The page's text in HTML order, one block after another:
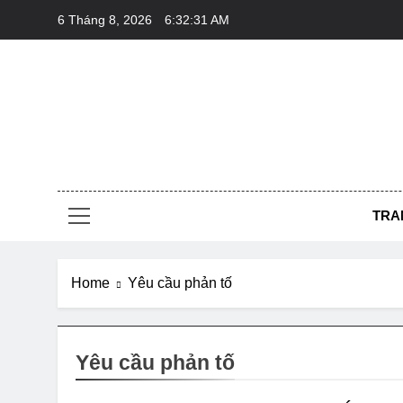
6 Tháng 8, 2026 6:32:31 AM
Home Yêu cầu phản tố
Yêu cầu phản tố